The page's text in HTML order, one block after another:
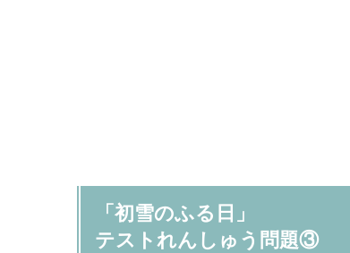
「初雪のふる日」
テストれんしゅう問題③